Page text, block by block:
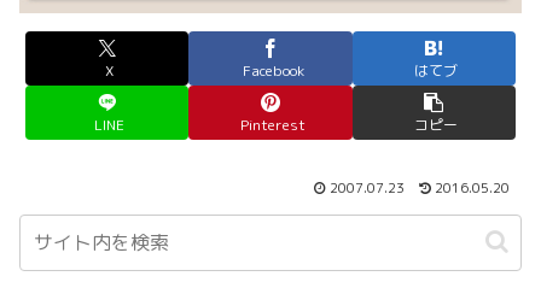
X Facebook はてブ
LINE Pinterest コピー
2007.07.23 2016.05.20